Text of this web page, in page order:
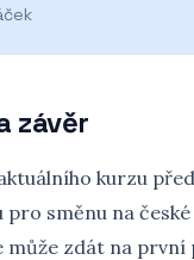
závěr
kurzu
směnu na
může zdát na první